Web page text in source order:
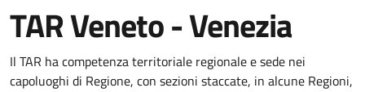
TAR Veneto - Venezia
Il TAR ha competenza territoriale regionale e sede nei
capoluoghi di Regione, con sezioni staccate, in alcune Regioni,